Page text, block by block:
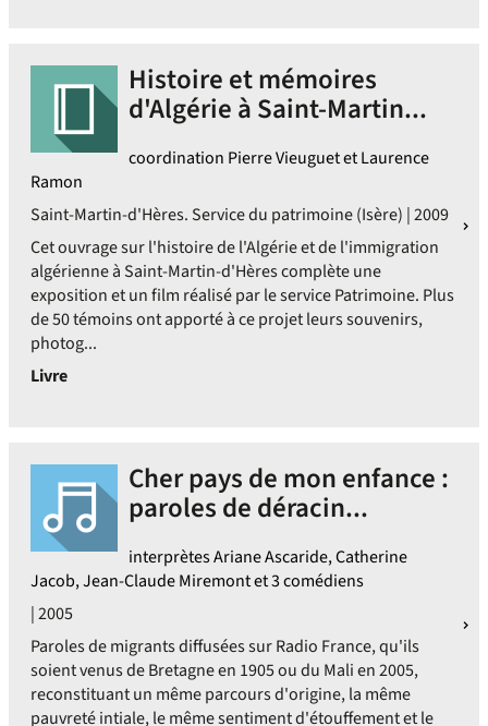
Histoire et mémoires
d'Algérie à Saint-Martin...
coordination Pierre Vieuguet et Laurence
Ramon
Saint-Martin-d'Hères. Service du patrimoine (Isère) | 2009
Cet ouvrage sur l'histoire de l'Algérie et de l'immigration
algérienne à Saint-Martin-d'Hères complète une
exposition et un film réalisé par le service Patrimoine. Plus
de 50 témoins ont apporté à ce projet leurs souvenirs,
photog...
Livre
Cher pays de mon enfance :
paroles de déracin...
interprètes Ariane Ascaride, Catherine
Jacob, Jean-Claude Miremont et 3 comédiens
| 2005
Paroles de migrants diffusées sur Radio France, qu'ils
soient venus de Bretagne en 1905 ou du Mali en 2005,
reconstituant un même parcours d'origine, la même
pauvreté intiale, le même sentiment d'étouffement et le